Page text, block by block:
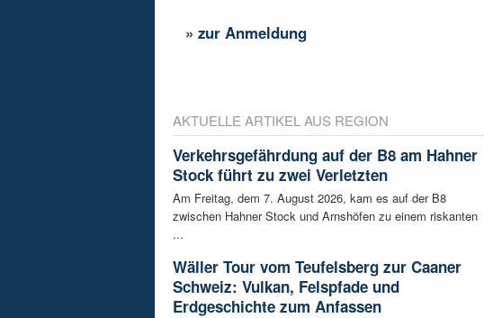
»zur Anmeldung
AKTUELLE ARTIKEL AUS REGION
Verkehrsgefährdung auf der B8 am Hahner
Stock führt zu zwei Verletzten
Am Freitag, dem 7. August 2026, kam es auf der B8
zwischen Hahner Stock und Arnshöfen zu einem riskanten
...
Wäller Tour vom Teufelsberg zur Caaner
Schweiz: Vulkan, Felspfade und
Erdgeschichte zum Anfassen